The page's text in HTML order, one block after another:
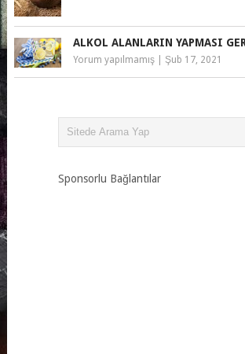
ALKOL ALANLARIN YAPMASI
Yorum yapılmamış| Şub 17, 2021
Sponsorlu Bağlantılar